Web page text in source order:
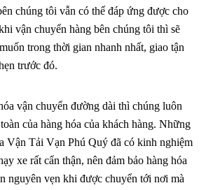
chúng tôi vẫn có thể đáp ứng được cho
vận chuyển hàng bên chúng tôi thì sẽ
trong thời gian nhanh nhất, giao tận
trước đó.
vận chuyển đường dài thì chúng luôn
của hàng hóa của khách hàng. Những
Vận Tải Vạn Phú Quý đã có kinh nghiệm
xe rất cẩn thận, nên đảm bảo hàng hóa
nguyên vẹn khi được chuyển tới nơi mà